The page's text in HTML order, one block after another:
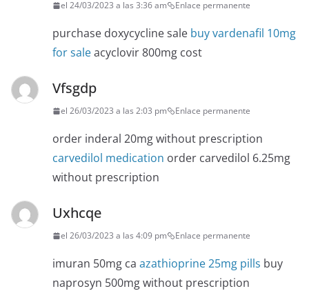
el 24/03/2023 a las 3:36 am Enlace permanente
purchase doxycycline sale buy vardenafil 10mg
for saleacyclovir 800mg cost
Vfsgdp
el 26/03/2023 a las 2:03 pm Enlace permanente
order inderal 20mg without prescription
carvedilol medication order carvedilol 6.25mg
without prescription
Uxhcqe
el 26/03/2023 a las 4:09 pm Enlace permanente
imuran 50mg ca azathioprine 25mg pills buy
naprosyn 500mg without prescription